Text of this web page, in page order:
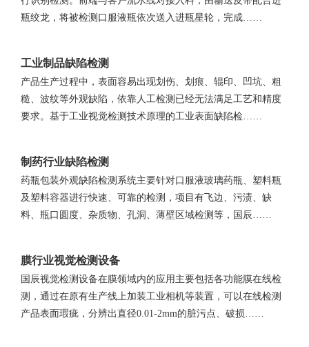
瓶绞龙，将被检测口服液瓶依次送入进瓶星轮，完成……
工业制品缺陷检测
产品生产过程中，表面容易出现划伤、划痕、辊印、凹坑、粗
糙、波纹等外观缺陷，依靠人工检测已经无法满足工艺和精度
要求。基于工业视觉检测技术原理的工业表面缺陷检……
制药行业缺陷检测
药瓶包装外观缺陷检测系统主要针对口服液玻璃药瓶、塑料瓶
及塑料容器进行快速、可靠的检测，项目有飞边、污渍、缺
料、瓶口圆度、杂质物、孔洞、薄壁区域检测等，国辰……
膜行业视觉检测设备
国辰视觉检测设备在膜领域内的应用主要包括各功能膜在线检
测，通过在原有生产线上加装工业相机等装置，可以在线检测
产品表面瑕疵，分辨出直径0.01-2mm的脏污点、破损……